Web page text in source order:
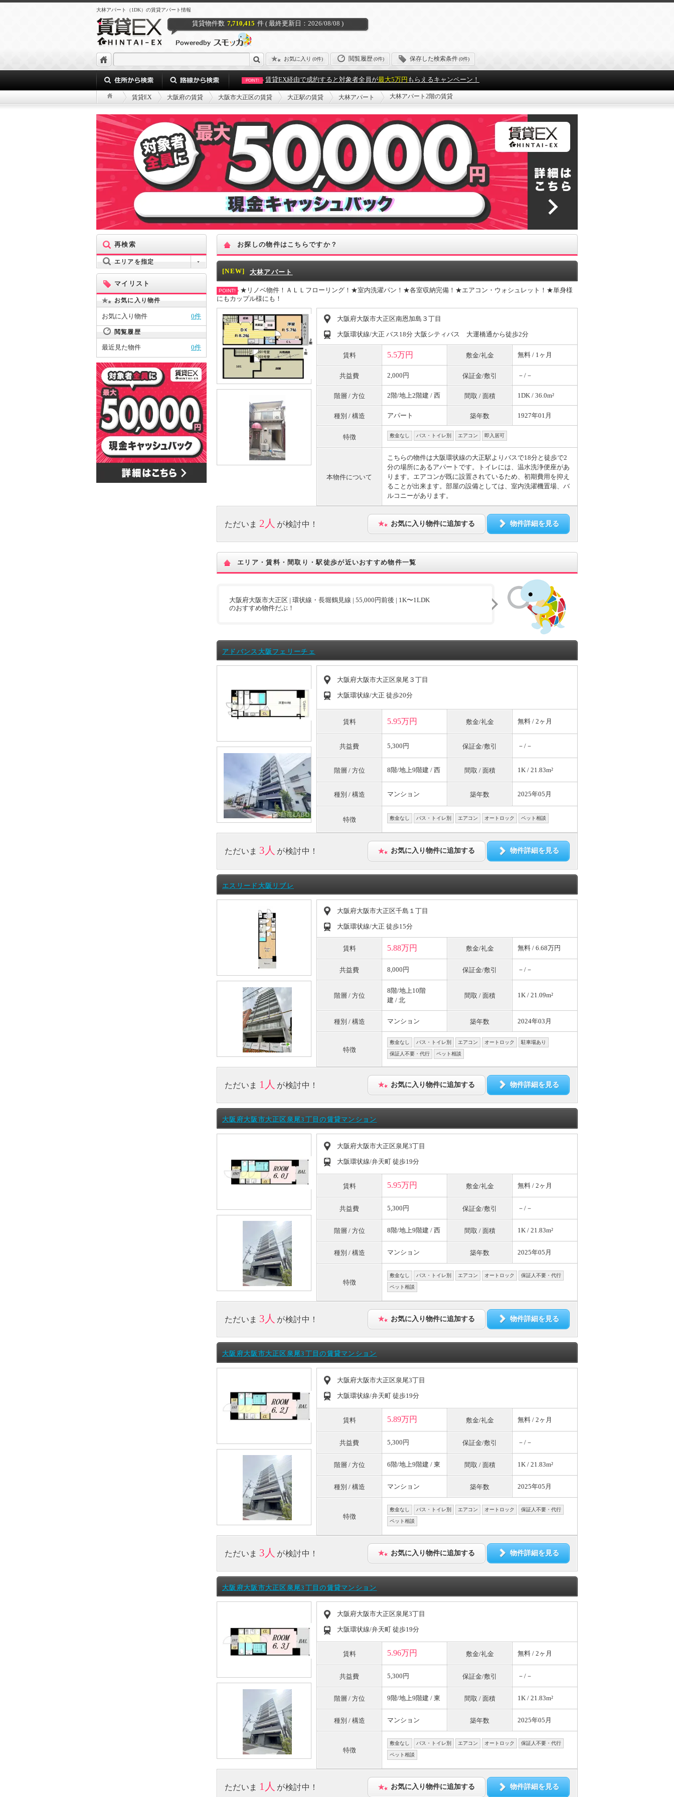
大林アパート（1DK）の賃貸アパート情報
賃貸物件数 7,710,415 件 ( 最終更新日：2026/08/08 )
お気に入り (0件) 閲覧履歴(0件) 保存した検索条件(0件)
POINT! 賃貸EX経由で成約すると対象者全員が最大5万円 もらえるキャンペーン！
賃貸EX 大阪府の賃貸 大阪市大正区の賃貸 大正駅の賃貸 大林アパート 大林アパート2階の賃貸
再検索
エリアを指定
マイリスト
お気に入り物件
お気に入り物件 0件
閲覧履歴
最近見た物件 0件
お探しの物件はこちらですか？
[NEW] 大林アパート
POINT!
★リノベ物件！ＡＬＬフローリング！★室内洗濯パン！★各室収納完備！★エアコン・ウォシュレット！★単身様
にもカップル様にも！
大阪府大阪市大正区南恩加島３丁目
大阪環状線/大正 バス18分 大阪シティバス 大運橋通から徒歩2分
賃料 5.5万円 敷金/礼金 無料 / 1ヶ月
共益費 2,000円 保証金/敷引 －/－
階層 / 方位 2階/地上2階建 / 西 間取 / 面積 1DK / 36.0m²
種別 / 構造 アパート 築年数 1927年01月
特徴 敷金なし バス・トイレ別 エアコン 即入居可
本物件について
こちらの物件は大阪環状線の大正駅よりバスで18分と徒歩で2
分の場所にあるアパートです。トイレには、温水洗浄便座があ
ります。エアコンが既に設置されているため、初期費用を抑え
ることが出来ます。部屋の設備としては、室内洗濯機置場、バ
ルコニーがあります。
ただいま 2人 が検討中！ お気に入り物件に追加する 物件詳細を見る
エリア・賃料・間取り・駅徒歩が近いおすすめ物件一覧
大阪府大阪市大正区 | 環状線・長堀鶴見線 | 55,000円前後 | 1K〜1LDK
のおすすめ物件だぶ！
アドバンス大阪フェリーチェ
大阪府大阪市大正区泉尾３丁目
大阪環状線/大正 徒歩20分
賃料 5.95万円 敷金/礼金 無料 / 2ヶ月
共益費 5,300円 保証金/敷引 －/－
階層 / 方位 8階/地上9階建 / 西 間取 / 面積 1K / 21.83m²
種別 / 構造 マンション 築年数 2025年05月
特徴 敷金なし バス・トイレ別 エアコン オートロック ペット相談
ただいま 3人 が検討中！ お気に入り物件に追加する 物件詳細を見る
エスリード大阪リブレ
大阪府大阪市大正区千島１丁目
大阪環状線/大正 徒歩15分
賃料 5.88万円 敷金/礼金 無料 / 6.68万円
共益費 8,000円 保証金/敷引 －/－
階層 / 方位
8階/地上10階
建 / 北
間取 / 面積 1K / 21.09m²
種別 / 構造 マンション 築年数 2024年03月
特徴
敷金なし バス・トイレ別 エアコン オートロック 駐車場あり
保証人不要・代行 ペット相談
ただいま 1人 が検討中！ お気に入り物件に追加する 物件詳細を見る
大阪府大阪市大正区泉尾3丁目の賃貸マンション
大阪府大阪市大正区泉尾3丁目
大阪環状線/弁天町 徒歩19分
賃料 5.95万円 敷金/礼金 無料 / 2ヶ月
共益費 5,300円 保証金/敷引 －/－
階層 / 方位 8階/地上9階建 / 西 間取 / 面積 1K / 21.83m²
種別 / 構造 マンション 築年数 2025年05月
特徴
敷金なし バス・トイレ別 エアコン オートロック 保証人不要・代行
ペット相談
ただいま 3人 が検討中！ お気に入り物件に追加する 物件詳細を見る
大阪府大阪市大正区泉尾3丁目の賃貸マンション
大阪府大阪市大正区泉尾3丁目
大阪環状線/弁天町 徒歩19分
賃料 5.89万円 敷金/礼金 無料 / 2ヶ月
共益費 5,300円 保証金/敷引 －/－
階層 / 方位 6階/地上9階建 / 東 間取 / 面積 1K / 21.83m²
種別 / 構造 マンション 築年数 2025年05月
特徴
敷金なし バス・トイレ別 エアコン オートロック 保証人不要・代行
ペット相談
ただいま 3人 が検討中！ お気に入り物件に追加する 物件詳細を見る
大阪府大阪市大正区泉尾3丁目の賃貸マンション
大阪府大阪市大正区泉尾3丁目
大阪環状線/弁天町 徒歩19分
賃料 5.96万円 敷金/礼金 無料 / 2ヶ月
共益費 5,300円 保証金/敷引 －/－
階層 / 方位 9階/地上9階建 / 東 間取 / 面積 1K / 21.83m²
種別 / 構造 マンション 築年数 2025年05月
特徴
敷金なし バス・トイレ別 エアコン オートロック 保証人不要・代行
ペット相談
ただいま 1人 が検討中！ お気に入り物件に追加する 物件詳細を見る